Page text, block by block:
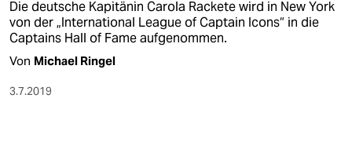
Die deutsche Kapitänin Carola Rackete wird in New York
von der „International League of Captain Icons“ in die
Captains Hall of Fame aufgenommen.
Von Michael Ringel
3.7.2019